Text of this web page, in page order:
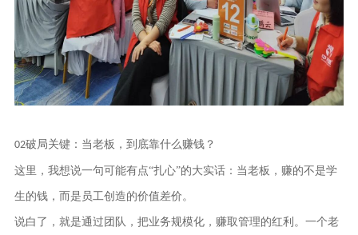
02破局关键：当老板，到底靠什么赚钱？
这里，我想说一句可能有点“扎心”的大实话： 当老板，赚的不是学
生的钱，而是员工创造的价值差价。
说白了，就是通过团队，把业务规模化，赚取管理的红利。一个老